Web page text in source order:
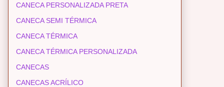
CANECA PERSONALIZADA PRETA
CANECA SEMI TÉRMICA
CANECA TÉRMICA
CANECA TÉRMICA PERSONALIZADA
CANECAS
CANECAS ACRÍLICO